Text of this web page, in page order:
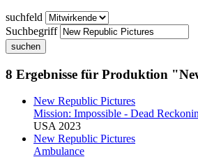
suchfeld
Suchbegriff
suchen
8 Ergebnisse für Produktion
New Republic Pictures
Mission: Impossible - Dead
USA 2023
New Republic Pictures
Ambulance